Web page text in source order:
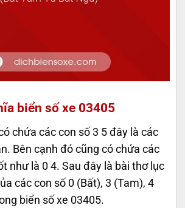
biển số xe 03405
chứa các con số 3 5 đây là các
Bên cạnh đó cũng có chứa các
như là 0 4. Sau đây là bài thơ lục
các con số 0 (Bất), 3 (Tam), 4
biển số xe 03405.